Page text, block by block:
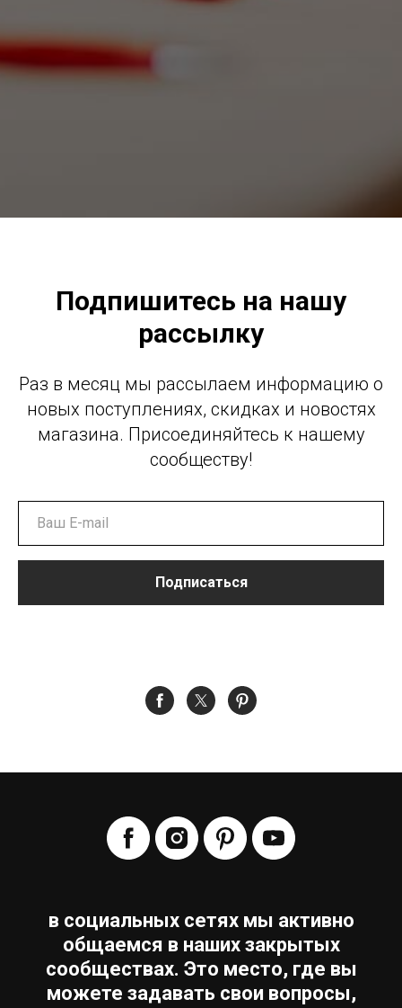
Подпишитесь на нашу
рассылку
Раз в месяц мы рассылаем информацию о
новых поступлениях, скидках и новостях
магазина. Присоединяйтесь к нашему
сообществу!
Подписаться
в социальных сетях мы активно
общаемся в наших закрытых
сообществах. Это место, где вы
можете задавать свои вопросы,